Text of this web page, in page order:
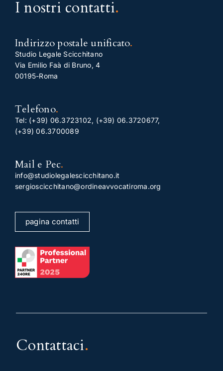
I nostri contatti.
Indirizzo postale unificato.
Studio Legale Scicchitano
Via Emilio Faà di Bruno, 4
00195-Roma
Telefono.
Tel: (+39) 06.3723102, (+39) 06.3720677,
(+39) 06.3700089
Mail e Pec.
info@studiolegalescicchitano.it
sergioscicchitano@ordineavvocatiroma.org
pagina contatti
Contattaci.